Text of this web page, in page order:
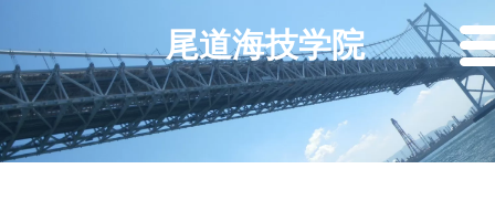
尾道海技学院